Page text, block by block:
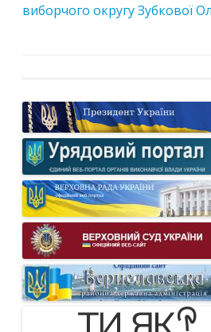
виборчого округу Зубкової